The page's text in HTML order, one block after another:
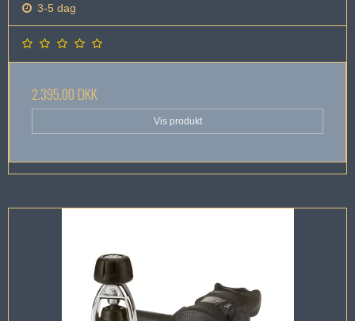
3-5 dag
2.395,00 DKK
Vis produkt